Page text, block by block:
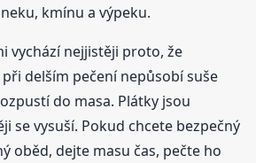
kmínu a výpeku.
vychází nejjistěji proto, že
při delším pečení nepůsobí suše
do masa. Plátky jsou
se vysuší. Pokud chcete bezpečný
oběd, dejte masu čas, pečte ho